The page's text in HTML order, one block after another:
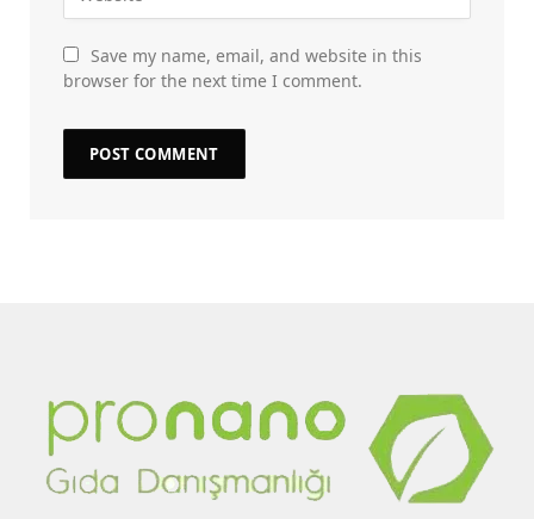
Save my name, email, and website in this
browser for the next time I comment.